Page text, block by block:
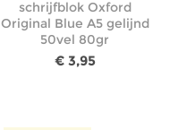
schrijfblok Oxford
Original Blue A5 gelijnd
50vel 80gr
€ 3,95